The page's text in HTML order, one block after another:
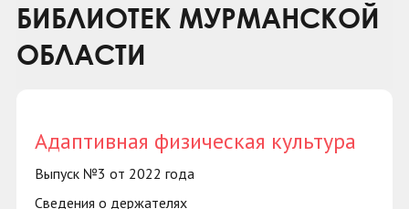
БИБЛИОТЕК МУРМАНСКОЙ
ОБЛАСТИ
Адаптивная физическая культура
Выпуск №3 от 2022 года
Сведения о держателях